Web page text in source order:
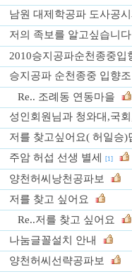
남원 대제학공파 도사공
저의 족보를 알고싶습니
2010승지공파순천종중입
승지공파 순천종중 입향
Re.. 조례동 연동마을
성인회원님과 청와대,국
저를 찾고싶어요( 허일승)
주암 허섭 선생 별세 [1]
양천허씨낭천공파보
저를 찾고 싶어요
Re..저를 찾고 싶어요
나눔글꼴설치 안내
양천허씨선략공파보